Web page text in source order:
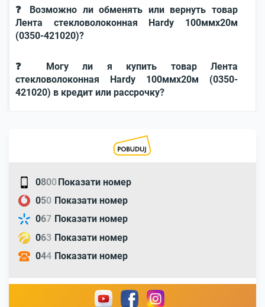
❓ Возможно ли обменять или вернуть товар
Лента стекловолоконная Hardy 100ммх20м
(0350-421020)?
❓ Могу ли я купить товар Лента
стекловолоконная Hardy 100ммх20м (0350-
421020) в кредит или рассрочку?
0800Показати номер
050 Показати номер
067 Показати номер
063 Показати номер
044 Показати номер